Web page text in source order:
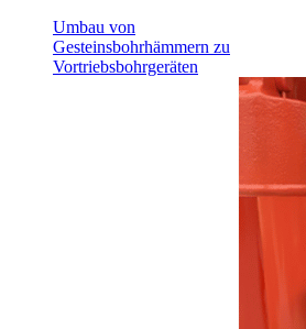
Umbau von
Gesteinsbohrhämmern zu
Vortriebsbohrgeräten